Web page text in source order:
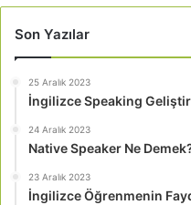
Son Yazılar
25 Aralık 2023
İngilizce Speaking
24 Aralık 2023
Native Speaker Ne
23 Aralık 2023
İngilizce Öğrenmenin